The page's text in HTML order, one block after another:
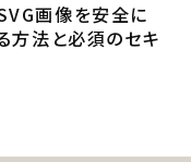
画像を安全に
方法と必須のセキ